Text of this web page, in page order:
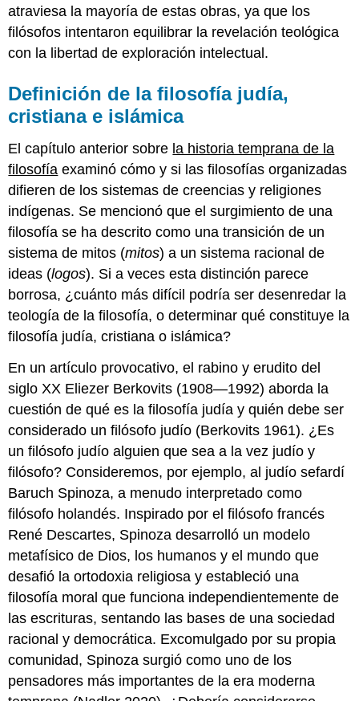
La
incoherencia
los
filósofos
Filosofía
tardía
en
la
cristiana
Buenaventura
Tomás
de
Aquino
Filósofos
judíos
en
mundos
cristiano
e
Moisés
Maimónides
Levi
ben
Gershom
(Gersonides)
ascenso
de
la
razón
en
la
era
moderna
atraviesa la mayoría de estas obras, ya que los
filósofos intentaron equilibrar la revelación teológica
con la libertad de exploración intelectual.
Definición de la filosofía judía,
cristiana e islámica
El capítulo anterior sobre la historia temprana de la
filosofía examinó cómo y si las filosofías organizadas
difieren de los sistemas de creencias y religiones
indígenas. Se mencionó que el surgimiento de una
filosofía se ha descrito como una transición de un
sistema de mitos (mitos) a un sistema racional de
ideas (logos). Si a veces esta distinción parece
borrosa, ¿cuánto más difícil podría ser desenredar la
teología de la filosofía, o determinar qué constituye la
filosofía judía, cristiana o islámica?
En un artículo provocativo, el rabino y erudito del
siglo XX Eliezer Berkovits (1908—1992) aborda la
cuestión de qué es la filosofía judía y quién debe ser
considerado un filósofo judío (Berkovits 1961). ¿Es
un filósofo judío alguien que sea a la vez judío y
filósofo? Consideremos, por ejemplo, al judío sefardí
Baruch Spinoza, a menudo interpretado como
filósofo holandés. Inspirado por el filósofo francés
René Descartes, Spinoza desarrolló un modelo
metafísico de Dios, los humanos y el mundo que
desafió la ortodoxia religiosa y estableció una
filosofía moral que funciona independientemente de
las escrituras, sentando las bases de una sociedad
racional y democrática. Excomulgado por su propia
comunidad, Spinoza surgió como uno de los
pensadores más importantes de la era moderna